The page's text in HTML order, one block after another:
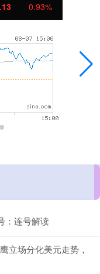
1.01%
：连号解读
立场分化美元走势，